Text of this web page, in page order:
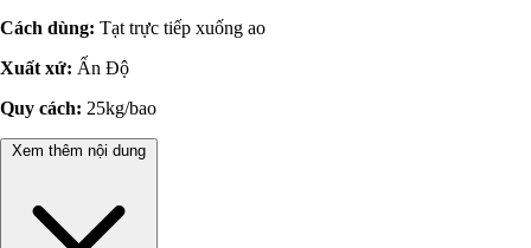
Cách dùng: Tạt trực tiếp xuống ao
Xuất xứ: Ấn Độ
Quy cách: 25kg/bao
Xem thêm nội dung